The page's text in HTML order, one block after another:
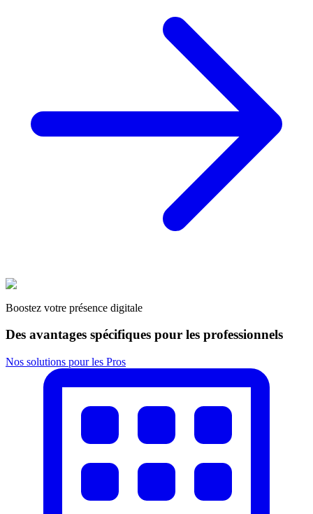
Boostez votre présence digitale
Des avantages spécifiques pour les professionnels
Nos solutions pour les Pros